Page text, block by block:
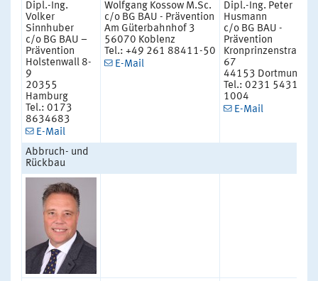
Dipl.-Ing.
Volker
Sinnhuber
c/o BG BAU –
Prävention
Holstenwall 8-
9
20355
Hamburg
Tel.: 0173
8634683
E-Mail
Wolfgang Kossow M.Sc.
c/o BG BAU - Prävention
Am Güterbahnhof 3
56070 Koblenz
Tel.: +49 261 88411-50
E-Mail
Dipl.-Ing. Peter
Husmann
c/o BG BAU -
Prävention
Kronprinzenstraße
67
44153 Dortmund
Tel.: 0231 5431-
1004
E-Mail
Abbruch- und
Rückbau